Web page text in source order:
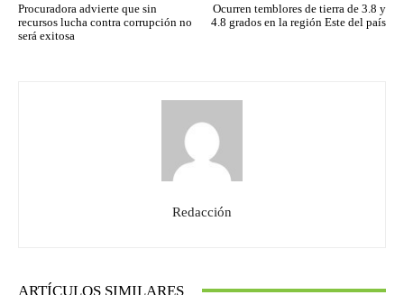
Procuradora advierte que sin
recursos lucha contra corrupción no
será exitosa
Ocurren temblores de tierra de 3.8 y
4.8 grados en la región Este del país
Redacción
ARTÍCULOS SIMILARES